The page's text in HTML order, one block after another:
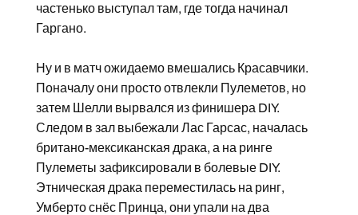
частенько выступал там, где тогда начинал
Гаргано.
Ну и в матч ожидаемо вмешались Красавчики.
Поначалу они просто отвлекли Пулеметов, но
затем Шелли вырвался из финишера DIY.
Следом в зал выбежали Лас Гарсас, началась
британо-мексиканская драка, а на ринге
Пулеметы зафиксировали в болевые DIY.
Этническая драка переместилась на ринг,
Умберто снёс Принца, они упали на два